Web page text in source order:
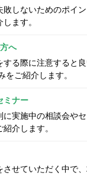
敗しないためのポイ
ます。
へ
する際に注意すると
をご紹介します。
ミナー
に実施中の相談会や
介します。
させていただく中で